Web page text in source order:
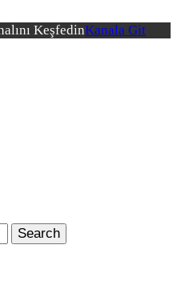
KeşfedinKanala Git